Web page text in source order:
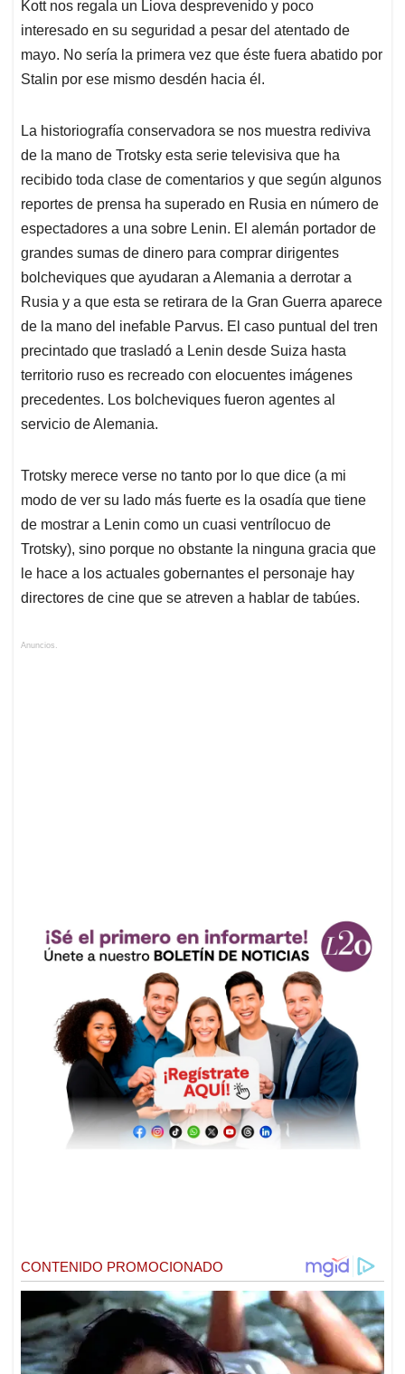
Kott nos regala un Liova desprevenido y poco
interesado en su seguridad a pesar del atentado de
mayo. No sería la primera vez que éste fuera abatido por
Stalin por ese mismo desdén hacia él.
La historiografía conservadora se nos muestra rediviva
de la mano de Trotsky esta serie televisiva que ha
recibido toda clase de comentarios y que según algunos
reportes de prensa ha superado en Rusia en número de
espectadores a una sobre Lenin. El alemán portador de
grandes sumas de dinero para comprar dirigentes
bolcheviques que ayudaran a Alemania a derrotar a
Rusia y a que esta se retirara de la Gran Guerra aparece
de la mano del inefable Parvus. El caso puntual del tren
precintado que trasladó a Lenin desde Suiza hasta
territorio ruso es recreado con elocuentes imágenes
precedentes. Los bolcheviques fueron agentes al
servicio de Alemania.
Trotsky merece verse no tanto por lo que dice (a mi
modo de ver su lado más fuerte es la osadía que tiene
de mostrar a Lenin como un cuasi ventrílocuo de
Trotsky), sino porque no obstante la ninguna gracia que
le hace a los actuales gobernantes el personaje hay
directores de cine que se atreven a hablar de tabúes.
Anuncios.